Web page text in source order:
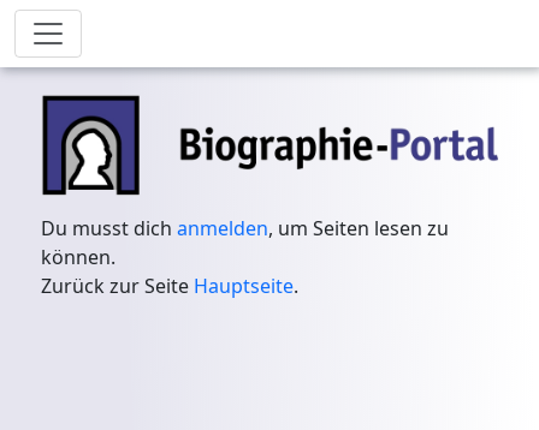
Du musst dichanmelden, um Seiten lesen zu
können.
Zurück zur Seite Hauptseite.